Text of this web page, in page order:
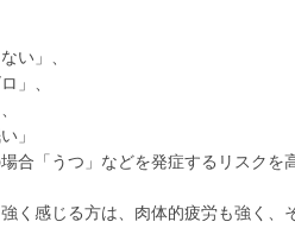
い」、
」、
」
合「うつ」などを発症するリスクを
く感じる方は、肉体的疲労も強く、